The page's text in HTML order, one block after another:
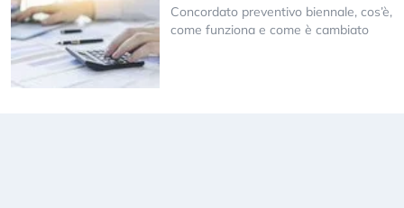
Concordato preventivo biennale, cos’è,
come funziona e come è cambiato